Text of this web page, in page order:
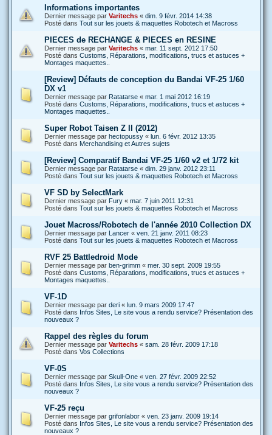
Informations importantes
Dernier message par Varitechs « dim. 9 févr. 2014 14:38
Posté dans Tout sur les jouets & maquettes Robotech et Macross
PIECES de RECHANGE & PIECES en RESINE
Dernier message par Varitechs « mar. 11 sept. 2012 17:50
Posté dans Customs, Réparations, modifications, trucs et astuces +
Montages maquettes..
[Review] Défauts de conception du Bandai VF-25 1/60
DX v1
Dernier message par Ratatarse « mar. 1 mai 2012 16:19
Posté dans Customs, Réparations, modifications, trucs et astuces +
Montages maquettes..
Super Robot Taisen Z II (2012)
Dernier message par hectopussy « lun. 6 févr. 2012 13:35
Posté dans Merchandising et Autres sujets
[Review] Comparatif Bandai VF-25 1/60 v2 et 1/72 kit
Dernier message par Ratatarse « dim. 29 janv. 2012 23:11
Posté dans Tout sur les jouets & maquettes Robotech et Macross
VF SD by SelectMark
Dernier message par Fury « mar. 7 juin 2011 12:31
Posté dans Tout sur les jouets & maquettes Robotech et Macross
Jouet Macross/Robotech de l'année 2010 Collection DX
Dernier message par Lancer « ven. 21 janv. 2011 08:23
Posté dans Tout sur les jouets & maquettes Robotech et Macross
RVF 25 Battledroid Mode
Dernier message par ben-grimm « mer. 30 sept. 2009 19:55
Posté dans Customs, Réparations, modifications, trucs et astuces +
Montages maquettes..
VF-1D
Dernier message par deri « lun. 9 mars 2009 17:47
Posté dans Infos Sites, Le site vous a rendu service? Présentation des
nouveaux ?
Rappel des règles du forum
Dernier message par Varitechs « sam. 28 févr. 2009 17:18
Posté dans Vos Collections
VF-0S
Dernier message par Skull-One « ven. 27 févr. 2009 22:52
Posté dans Infos Sites, Le site vous a rendu service? Présentation des
nouveaux ?
VF-25 reçu
Dernier message par grifonlabor « ven. 23 janv. 2009 19:14
Posté dans Infos Sites, Le site vous a rendu service? Présentation des
nouveaux ?